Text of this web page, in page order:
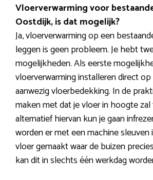
Vloerverwarming voor
Oostdijk, is dat mogelijk?
Ja, vloerverwarming op een
leggen is geen probleem. Je hebt
mogelijkheden. Als eerste
vloerverwarming installeren direct
aanwezig vloerbedekking. In de
maken met dat je vloer in hoogte
alternatief hiervan kun je gaan
worden er met een machine
vloer gemaakt waar de buizen
kan dit in slechts één werkdag